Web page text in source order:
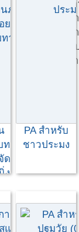
โครง
ตัวอย่
โปรแ
ทดสอ
สมรร
ท
ด
ง
PA สำหรับ
ชาวประมง